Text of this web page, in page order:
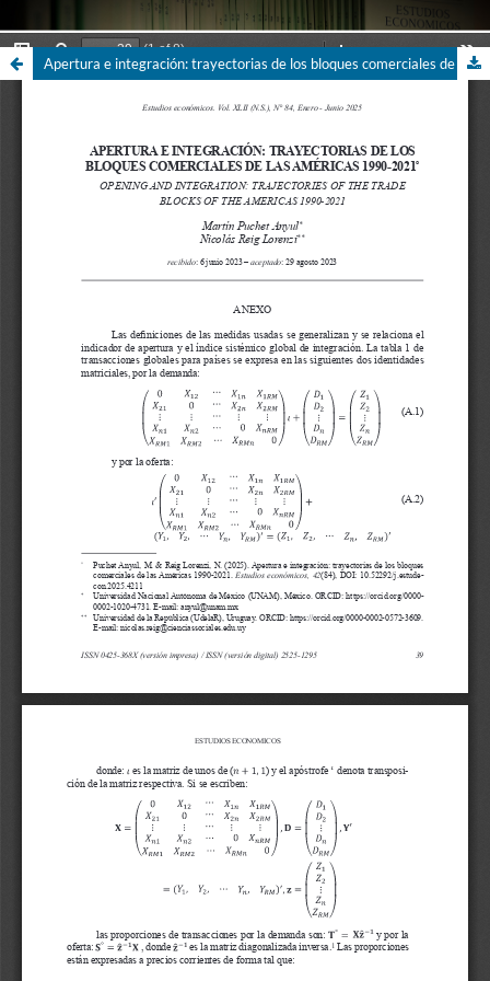
Apertura e integración: trayectorias de los bloques comerciales de las Américas 1990-2021